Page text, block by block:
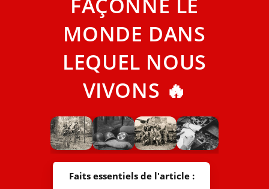
MONDE DANS
LEQUEL NOUS
VIVONS 🔥
Faits essentiels de l'article :